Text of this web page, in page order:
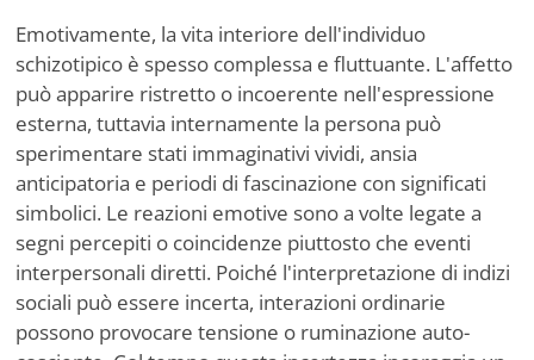
Emotivamente, la vita interiore dell'individuo
schizotipico è spesso complessa e fluttuante. L'affetto
può apparire ristretto o incoerente nell'espressione
esterna, tuttavia internamente la persona può
sperimentare stati immaginativi vividi, ansia
anticipatoria e periodi di fascinazione con significati
simbolici. Le reazioni emotive sono a volte legate a
segni percepiti o coincidenze piuttosto che eventi
interpersonali diretti. Poiché l'interpretazione di indizi
sociali può essere incerta, interazioni ordinarie
possono provocare tensione o ruminazione auto-